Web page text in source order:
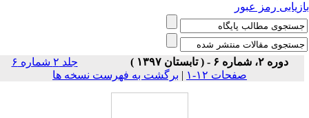
رمز عبور
دوره ۲، شماره ۶ - ( تابستان ۱۳۹۷ )
جلد ۲ شماره ۶
صفحات ۱۲-۱
| برگشت به فهرست نسخه ها